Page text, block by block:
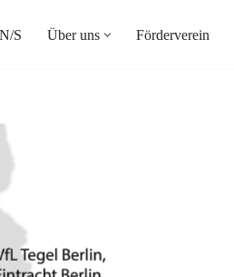
S Über uns Förderverein